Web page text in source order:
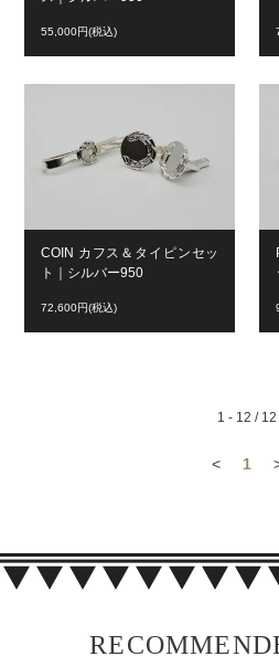
55,000円(税込)
COIN カフス＆タイピンセッ
ト｜シルバー950
72,600円(税込)
1 - 12 / 12
< 1